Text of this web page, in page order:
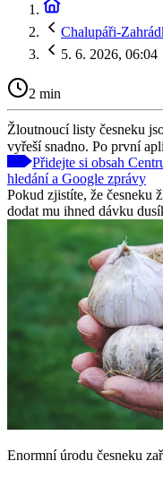
Chalupáři-
5. 6. 2026, 06:04
2 min
Žloutnoucí listy česneku
vyřeší snadno. Po první
Přidejte si obsah
hledání a Google zprávy
Pokud zjistíte, že česneku
dodat mu ihned dávku
Enormní úrodu česneku